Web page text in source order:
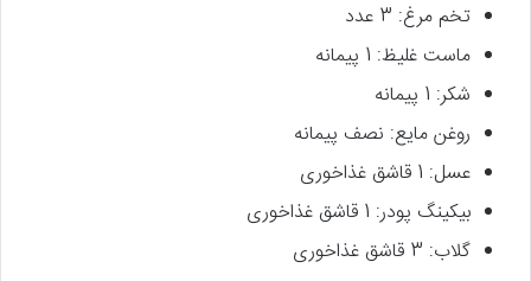
تخم مرغ: 3 عدد
ماست غلیظ: 1 پیمانه
شکر: 1 پیمانه
روغن مایع: نصف پیمانه
عسل: 1 قاشق غذاخوری
بیکینگ پودر: 1 قاشق غذاخوری
گلاب: 3 قاشق غذاخوری